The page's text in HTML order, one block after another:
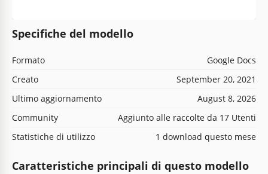
Specifiche del modello
Formato
Google Docs
Creato
September 20, 2021
Ultimo aggiornamento
August 8, 2026
Community
Aggiunto alle raccolte da 17 Utenti
Statistiche di utilizzo
1 download questo mese
Caratteristiche principali di questo modello